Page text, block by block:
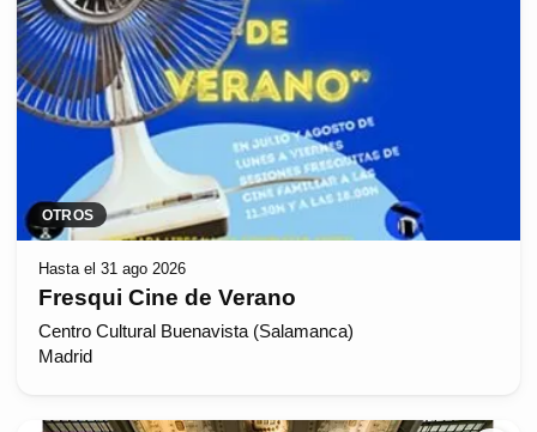
OTROS
Hasta el 31 ago 2026
Fresqui Cine de Verano
Centro Cultural Buenavista (Salamanca)
Madrid